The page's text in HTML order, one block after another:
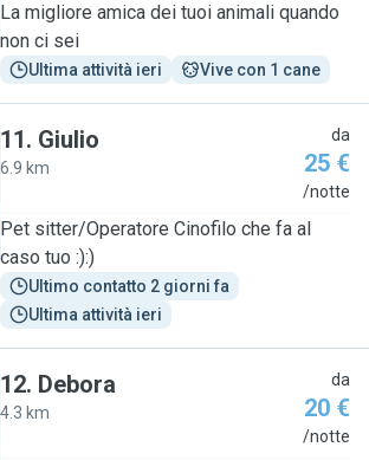
La migliore amica dei tuoi animali quando
non ci sei
Ultima attività ieri Vive con 1 cane
11. Giulio
6.9 km
da
25 €
/notte
Pet sitter/Operatore Cinofilo che fa al
caso tuo :):)
Ultimo contatto 2 giorni fa
Ultima attività ieri
12. Debora
4.3 km
da
20 €
/notte